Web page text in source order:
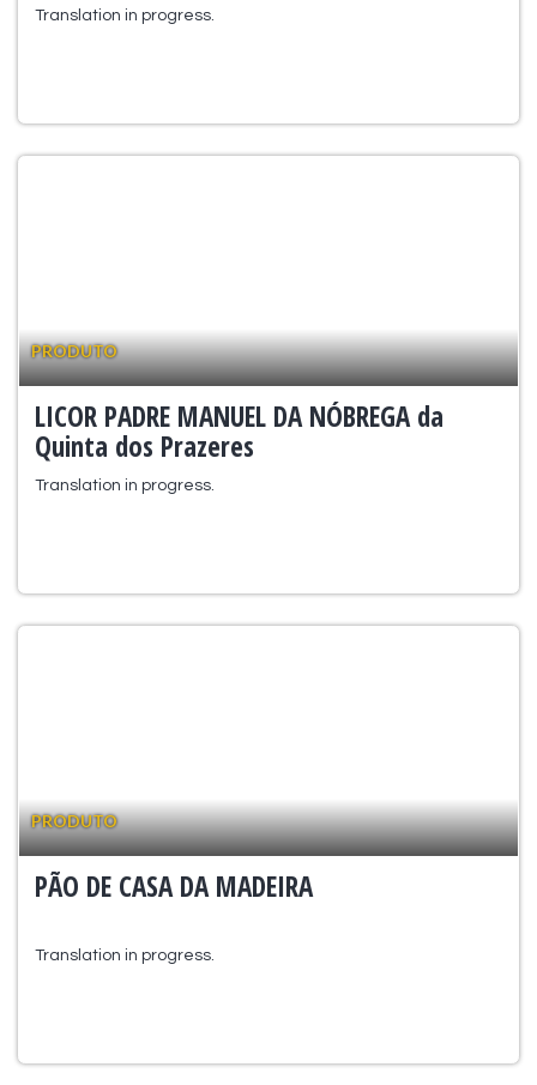
Translation in progress.
PRODUTO
LICOR PADRE MANUEL DA NÓBREGA da
Quinta dos Prazeres
Translation in progress.
PRODUTO
PÃO DE CASA DA MADEIRA
Translation in progress.